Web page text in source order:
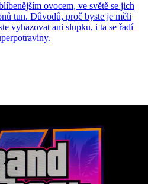
ovocem, ve světě se jich
tun. Důvodů, proč byste je měli
vyhazovat ani slupku, i ta se řadí